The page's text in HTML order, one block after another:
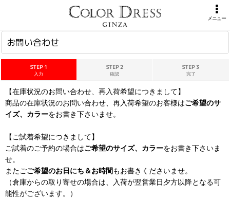
メニュー
お問い合わせ
STEP 1
入力
STEP 2
確認
STEP 3
完了
【在庫状況のお問い合わせ、再入荷希望につきまして】
商品の在庫状況のお問い合わせ、再入荷希望のお客様はご希望のサ
イズ、カラーをお書き下さいませ。
【ご試着希望につきまして】
ご試着のご予約の場合はご希望のサイズ、カラーをお書き下さいま
せ。
またごご希望のお日にち＆お時間もお書きくださいませ。
（倉庫からの取り寄せの場合は、入荷が翌営業日夕方以降となる可
能性がございます。）